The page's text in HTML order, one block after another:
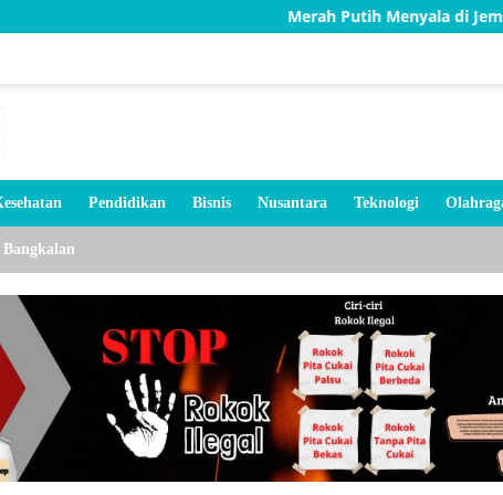
Merah Putih Menyala di Jembatan Karang,
Pendidikan Bisnis Nusantara Teknologi
Bangkalan